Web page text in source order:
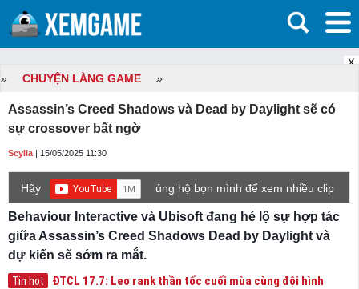
X
» CHUYỆN LÀNG GAME »
Assassin’s Creed Shadows và Dead by Daylight sẽ có
sự crossover bất ngờ
Scylla | 15/05/2025 11:30
Hãy
ủng hộ bọn mình để xem nhiều clip
Behaviour Interactive và Ubisoft đang hé lộ sự hợp tác
giữa Assassin’s Creed Shadows Dead by Daylight và
dự kiến sẽ sớm ra mắt.
Tin hot
ĐTCL 17.7: Leo rank thần tốc cuối mùa cùng đội hình